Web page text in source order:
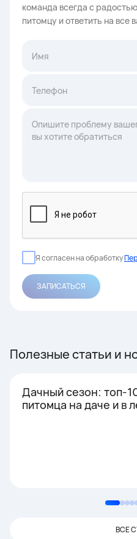
команда всегда с
питомцу и ответить на все
Я согласен на обработку
ЗАПИСАТЬСЯ
Полезные статьи и
Дачный сезон: топ-
питомца на даче и в
ВСЕ